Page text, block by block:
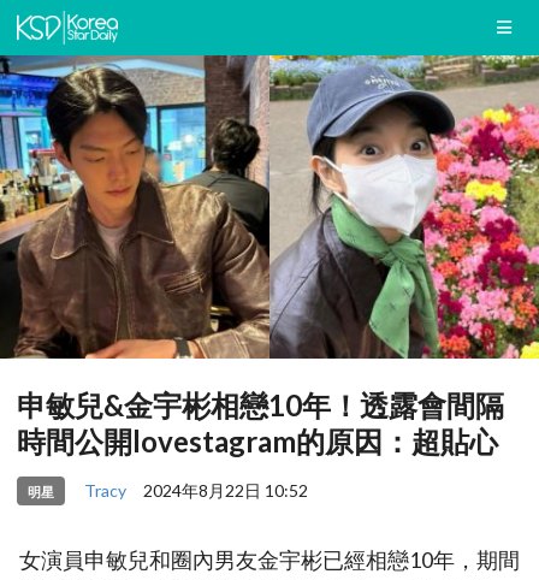
申敏兒&金宇彬相戀10年！透露會間隔
時間公開lovestagram的原因：超貼心
明星 Tracy 2024年8月22日 10:52
女演員申敏兒和圈內男友金宇彬已經相戀10年，期間